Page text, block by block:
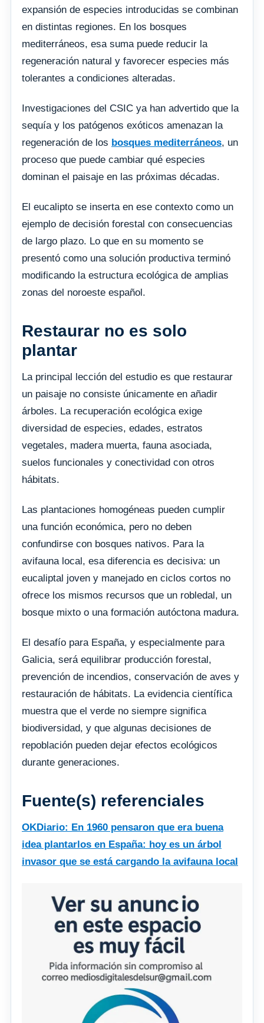
expansión de especies introducidas se combinan
en distintas regiones. En los bosques
mediterráneos, esa suma puede reducir la
regeneración natural y favorecer especies más
tolerantes a condiciones alteradas.
Investigaciones del CSIC ya han advertido que la
sequía y los patógenos exóticos amenazan la
regeneración de los bosques mediterráneos, un
proceso que puede cambiar qué especies
dominan el paisaje en las próximas décadas.
El eucalipto se inserta en ese contexto como un
ejemplo de decisión forestal con consecuencias
de largo plazo. Lo que en su momento se
presentó como una solución productiva terminó
modificando la estructura ecológica de amplias
zonas del noroeste español.
Restaurar no es solo
plantar
La principal lección del estudio es que restaurar
un paisaje no consiste únicamente en añadir
árboles. La recuperación ecológica exige
diversidad de especies, edades, estratos
vegetales, madera muerta, fauna asociada,
suelos funcionales y conectividad con otros
hábitats.
Las plantaciones homogéneas pueden cumplir
una función económica, pero no deben
confundirse con bosques nativos. Para la
avifauna local, esa diferencia es decisiva: un
eucaliptal joven y manejado en ciclos cortos no
ofrece los mismos recursos que un robledal, un
bosque mixto o una formación autóctona madura.
El desafío para España, y especialmente para
Galicia, será equilibrar producción forestal,
prevención de incendios, conservación de aves y
restauración de hábitats. La evidencia científica
muestra que el verde no siempre significa
biodiversidad, y que algunas decisiones de
repoblación pueden dejar efectos ecológicos
durante generaciones.
Fuente(s) referenciales
OKDiario: En 1960 pensaron que era buena
idea plantarlos en España: hoy es un árbol
invasor que se está cargando la avifauna local